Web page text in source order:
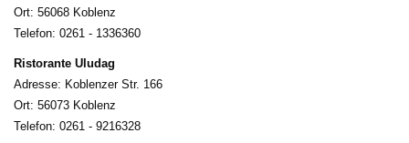
Ort: 56068 Koblenz
Telefon: 0261 - 1336360
Ristorante Uludag
Adresse: Koblenzer Str. 166
Ort: 56073 Koblenz
Telefon: 0261 - 9216328